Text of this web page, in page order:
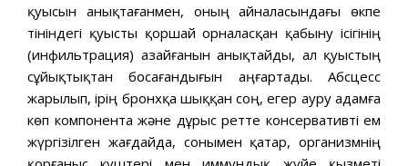
қуысын анықтағанмен, оның айналасындағы өкпе
тініндегі қуысты қоршай орналасқан қабыну ісігінің
(инфильтрация) азайғанын анықтайды, ал қуыстың
сұйықтықтан босағандығын аңғартады. Абсцесс
жарылып, ірің бронхқа шыққан соң, егер ауру адамға
көп компонента және дұрыс ретте консервативті ем
жүргізілген жағдайда, сонымен қатар, организмнің